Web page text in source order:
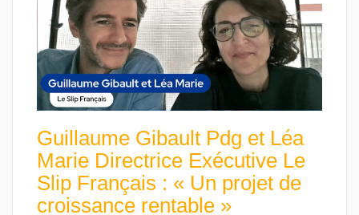
Guillaume Gibault Pdg et Léa
Marie Directrice Exécutive Le
Slip Français : « Un projet de
croissance rentable »